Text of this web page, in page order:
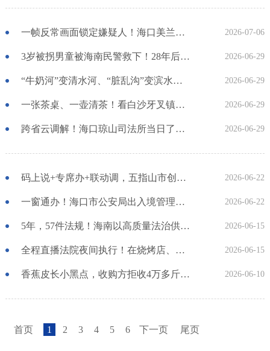
一帧反常画面锁定嫌疑人！海口美兰警方侦破工地电线失窃案 2026-07-06
3岁被拐男童被海南民警救下！28年后，他跨越千里找到老民警…… 2026-06-29
“牛奶河”变清水河、“脏乱沟”变滨水美景！屯昌检察联动多方护好一河碧水 2026-06-29
一张茶桌、一壶清茶！看白沙牙叉镇如何化解基层矛盾纠纷 2026-06-29
跨省云调解！海口琼山司法所当日了结荔枝分拣工人烦“薪”事 2026-06-29
码上说+专席办+联动调，五指山市创新机制把矛盾纠纷化解在前端 2026-06-22
一窗通办！海口市公安局出入境管理支队为外籍人员入出境按下便利“加速键” 2026-06-22
5年，57件法规！海南以高质量法治供给护航自贸港高质量发展 2026-06-15
全程直播法院夜间执行！在烧烤店、网约车打车点精准找到被执行人，流动法庭现场办案 2026-06-15
香蕉皮长小黑点，收购方拒收4万多斤香蕉！海南省澄迈县综治中心联动多部门成功调解 2026-06-10
首页 1 2 3 4 5 6 下一页 尾页